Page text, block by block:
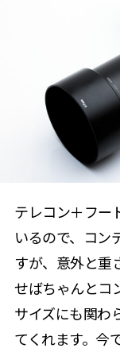
テレコン＋フー
いるので、コン
すが、意外と重
せばちゃんとコ
サイズにも関わ
てくれます。今